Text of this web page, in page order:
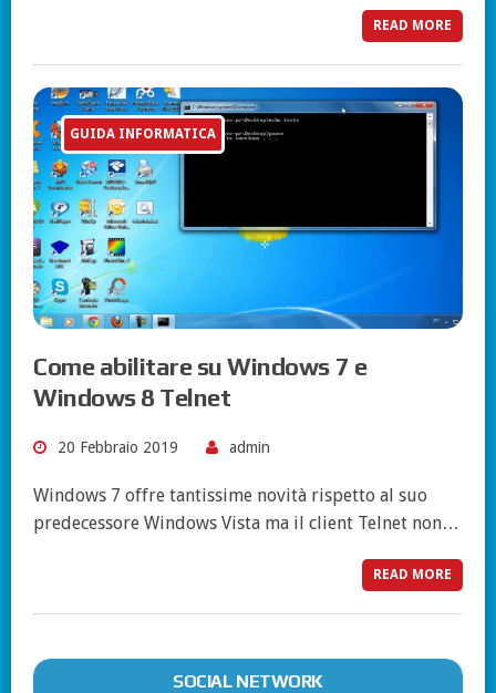
READ MORE
GUIDA INFORMATICA
Come abilitare su Windows 7 e
Windows 8 Telnet
20 Febbraio 2019 admin
Windows 7 offre tantissime novità rispetto al suo
predecessore Windows Vista ma il client Telnet non…
READ MORE
SOCIAL NETWORK